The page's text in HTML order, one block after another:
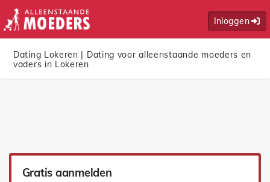
Inloggen
Dating Lokeren | Dating voor alleenstaande moeders en
vaders in Lokeren
Gratis aanmelden